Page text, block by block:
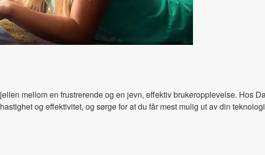
mellom en frustrerende og en jevn, effektiv brukeropplevelse. Hos
og effektivitet, og sørge for at du får mest mulig ut av din